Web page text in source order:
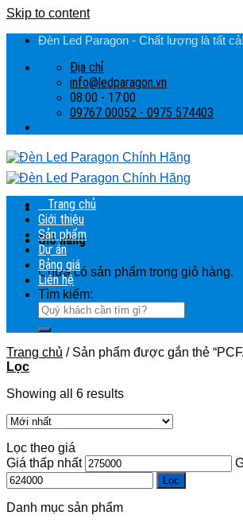
Skip to content
Đèn Led Paragon - Chất lượng là tất cả!
Địa chỉ
info@ledparagon.vn
08:00 - 17:00
09767 00052 - 0975 574403
Giỏ hàng
Chưa có sản phẩm trong giỏ hàng.
Trang chủ
Giới thiệu
Sản phẩm
Dự án
Bảng giá
Liên hệ
Tìm kiếm:
Trang chủ /Sản phẩm được gắn thẻ
Lọc
Showing all 6 results
Lọc theo giá
Giá thấp nhất
Lọc
Danh mục sản phẩm